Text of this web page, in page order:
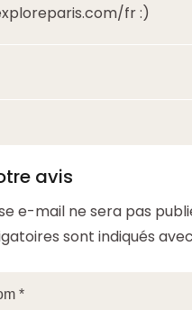
fr :)
avis
e-mail ne sera pas
sont indiqués avec